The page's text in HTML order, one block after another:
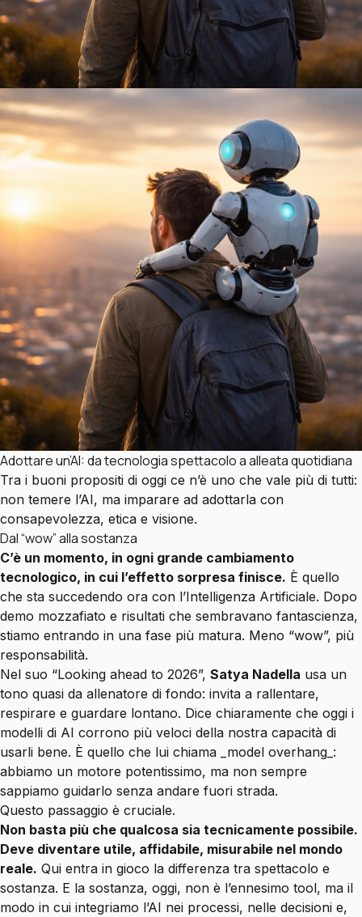
Adottare un’AI: da tecnologia spettacolo a alleata quotidiana
Tra i buoni propositi di oggi ce n’è uno che vale più di tutti:
non temere l’AI, ma imparare ad adottarla con
consapevolezza, etica e visione.
Dal “wow” alla sostanza
C’è un momento, in ogni grande cambiamento
tecnologico, in cui l’effetto sorpresa finisce. È quello
che sta succedendo ora con l’Intelligenza Artificiale. Dopo
demo mozzafiato e risultati che sembravano fantascienza,
stiamo entrando in una fase più matura. Meno “wow”, più
responsabilità.
Nel suo “Looking ahead to 2026”, Satya Nadella usa un
tono quasi da allenatore di fondo: invita a rallentare,
respirare e guardare lontano. Dice chiaramente che oggi i
modelli di AI corrono più veloci della nostra capacità di
usarli bene. È quello che lui chiama _model overhang_:
abbiamo un motore potentissimo, ma non sempre
sappiamo guidarlo senza andare fuori strada.
Questo passaggio è cruciale.
Non basta più che qualcosa sia tecnicamente possibile.
Deve diventare utile, affidabile, misurabile nel mondo
reale. Qui entra in gioco la differenza tra spettacolo e
sostanza. E la sostanza, oggi, non è l’ennesimo tool, ma il
modo in cui integriamo l’AI nei processi, nelle decisioni e,